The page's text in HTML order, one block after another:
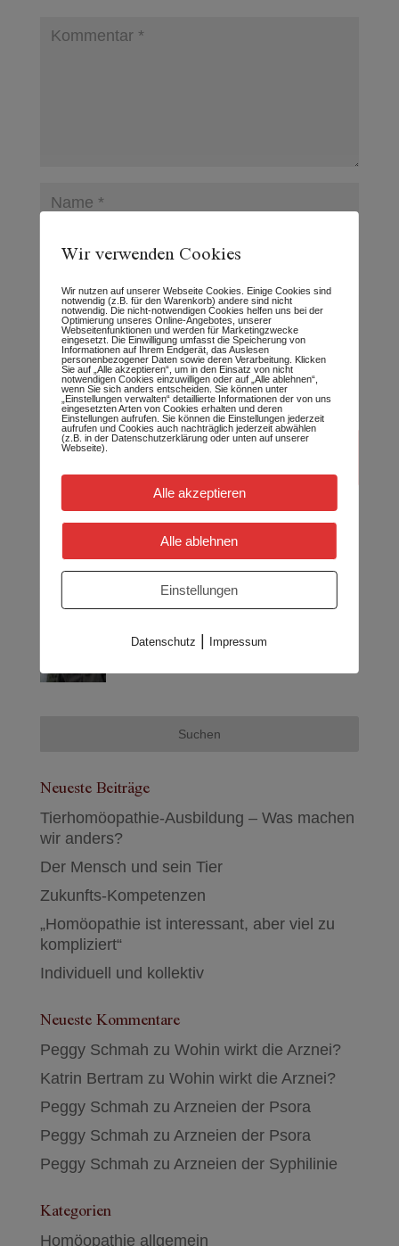
Name, E-Mail-Adresse und Website in
diesem Browser für meinen nächsten
Kommentar speichern.
Neueste Beiträge
Tierhomöopathie-Ausbildung – Was machen
wir anders?
Der Mensch und sein Tier
Zukunfts-Kompetenzen
„Homöopathie ist interessant, aber viel zu
kompliziert“
Individuell und kollektiv
Neueste Kommentare
Peggy Schmah zu Wohin wirkt die Arznei?
Katrin Bertram zu Wohin wirkt die Arznei?
Peggy Schmah zu Arzneien der Psora
Peggy Schmah zu Arzneien der Psora
Peggy Schmah zu Arzneien der Syphilinie
Kategorien
Homöopathie allgemein
Wir verwenden Cookies
Wir nutzen auf unserer Webseite Cookies. Einige Cookies sind
notwendig (z.B. für den Warenkorb) andere sind nicht
notwendig. Die nicht-notwendigen Cookies helfen uns bei der
Optimierung unseres Online-Angebotes, unserer
Webseitenfunktionen und werden für Marketingzwecke
eingesetzt. Die Einwilligung umfasst die Speicherung von
Informationen auf Ihrem Endgerät, das Auslesen
personenbezogener Daten sowie deren Verarbeitung. Klicken
Sie auf „Alle akzeptieren“, um in den Einsatz von nicht
notwendigen Cookies einzuwilligen oder auf „Alle ablehnen“,
wenn Sie sich anders entscheiden. Sie können unter
„Einstellungen verwalten“ detaillierte Informationen der von uns
eingesetzten Arten von Cookies erhalten und deren
Einstellungen aufrufen. Sie können die Einstellungen jederzeit
aufrufen und Cookies auch nachträglich jederzeit abwählen
(z.B. in der Datenschutzerklärung oder unten auf unserer
Webseite).
Alle akzeptieren
Alle ablehnen
Einstellungen
Datenschutz Impressum